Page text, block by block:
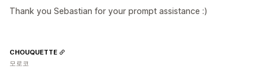
Thank you Sebastian for your prompt assistance :)
CHOUQUETTE
모로코